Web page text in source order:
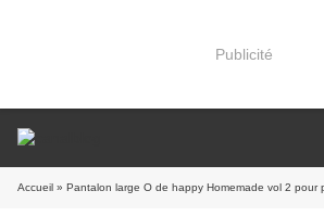
Publicité
Accueil » Pantalon large O de happy Homemade vol 2 pour